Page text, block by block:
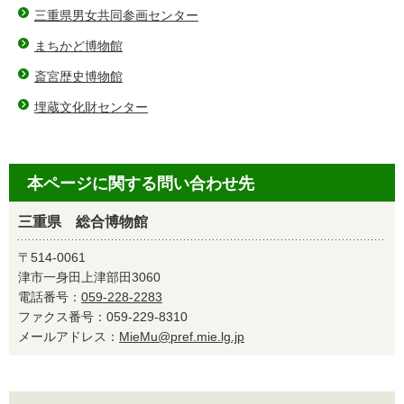
三重県男女共同参画センター
まちかど博物館
斎宮歴史博物館
埋蔵文化財センター
本ページに関する問い合わせ先
三重県 総合博物館
〒514-0061
津市一身田上津部田3060
電話番号： 059-228-2283
ファクス番号：059-229-8310
メールアドレス： MieMu@pref.mie.lg.jp